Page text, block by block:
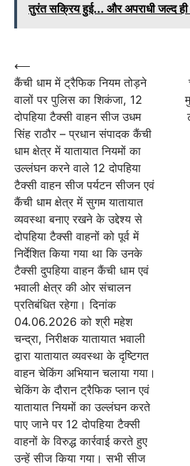
तुरंत सक्रिय हुई... और अपराधी जल्द
Post
navigation
⟵
कैंची धाम में ट्रैफिक नियम तोड़ने
वालों पर पुलिस का शिकंजा, 12
दोपहिया टैक्सी वाहन सीज उधम
सिंह राठौर – प्रधान संपादक कैंची
धाम क्षेत्र में यातायात नियमों का
उल्लंघन करने वाले 12 दोपहिया
टैक्सी वाहन सीज पर्यटन सीजन एवं
कैंची धाम क्षेत्र में सुगम यातायात
व्यवस्था बनाए रखने के उद्देश्य से
दोपहिया टैक्सी वाहनों को पूर्व में
निर्देशित किया गया था कि उनके
टैक्सी दुपहिया वाहन कैंची धाम एवं
भवाली क्षेत्र की ओर संचालन
प्रतिबंधित रहेगा। दिनांक
04.06.2026 को श्री महेश
चन्द्रा, निरीक्षक यातायात भवाली
द्वारा यातायात व्यवस्था के दृष्टिगत
वाहन चेकिंग अभियान चलाया गया।
चेकिंग के दौरान ट्रैफिक प्लान एवं
यातायात नियमों का उल्लंघन करते
पाए जाने पर 12 दोपहिया टैक्सी
वाहनों के विरुद्ध कार्रवाई करते हुए
उन्हें सीज किया गया। सभी सीज